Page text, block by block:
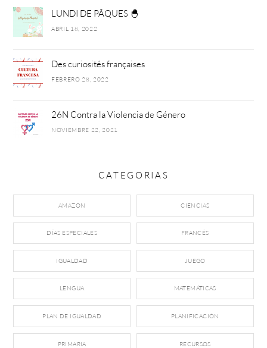
LUNDI DE PÂQUES 🐣
ABRIL 18, 2022
Des curiosités françaises
FEBRERO 28, 2022
26N Contra la Violencia de Género
NOVIEMBRE 22, 2021
CATEGORIAS
AMAZON CIENCIAS
DÍAS ESPECIALES FRANCÉS
IGUALDAD JUEGO
LENGUA MATEMÁTICAS
PLAN DE IGUALDAD PLANIFICACIÓN
PRIMARIA RECURSOS